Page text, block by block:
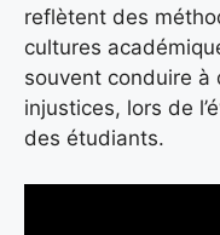
reflètent des
cultures
souvent conduire à
injustices, lors de
des étudiants.